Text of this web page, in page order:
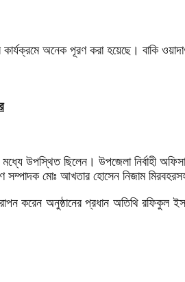
অনেক পূরণ করা হয়েছে। বাকি
উপস্থিত ছিলেন। উপজেলা নির্বাহী
সম্পাদক মোঃ আখতার হোসেন নিজাম
করেন অনুষ্ঠানের প্রধান অতিথি রফিকুল